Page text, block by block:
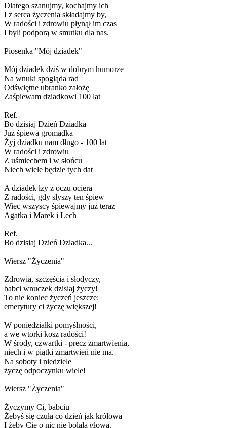
Dlatego szanujmy, kochajmy ich
I z serca życzenia składajmy by,
W radości i zdrowiu płynął im czas
I byli podporą w smutku dla nas.
Piosenka "Mój dziadek"
Mój dziadek dziś w dobrym humorze
Na wnuki spogląda rad
Odświętne ubranko założę
Zaśpiewam dziadkowi 100 lat
Ref.
Bo dzisiaj Dzień Dziadka
Już śpiewa gromadka
Żyj dziadku nam długo - 100 lat
W radości i zdrowiu
Z uśmiechem i w słońcu
Niech wiele będzie tych dat
A dziadek łzy z oczu ociera
Z radości, gdy słyszy ten śpiew
Wiec wszyscy śpiewajmy już teraz
Agatka i Marek i Lech
Ref.
Bo dzisiaj Dzień Dziadka...
Wiersz "Życzenia"
Zdrowia, szczęścia i słodyczy,
babci wnuczek dzisiaj życzy!
To nie koniec życzeń jeszcze:
emerytury ci życzę większej!
W poniedziałki pomyślności,
a we wtorki kosz radości!
W środy, czwartki - precz zmartwienia,
niech i w piątki zmartwień nie ma.
Na soboty i niedziele
życzę odpoczynku wiele!
Wiersz "Życzenia"
Życzymy Ci, babciu
Żebyś się czuła co dzień jak królowa
I żeby Cię o nic nie bolała głowa.